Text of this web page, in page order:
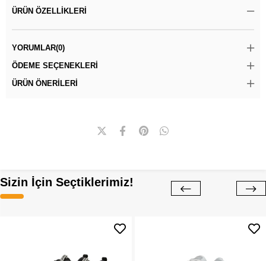
ÜRÜN ÖZELLIKLERI
YORUMLAR(0)
ÖDEME SEÇENEKLERI
ÜRÜN ÖNERILERI
Sizin İçin Seçtiklerimiz!